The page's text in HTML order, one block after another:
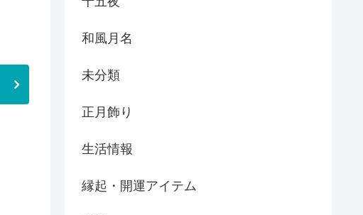
和風月名
未分類
正月飾り
生活情報
縁起・開運アイテム